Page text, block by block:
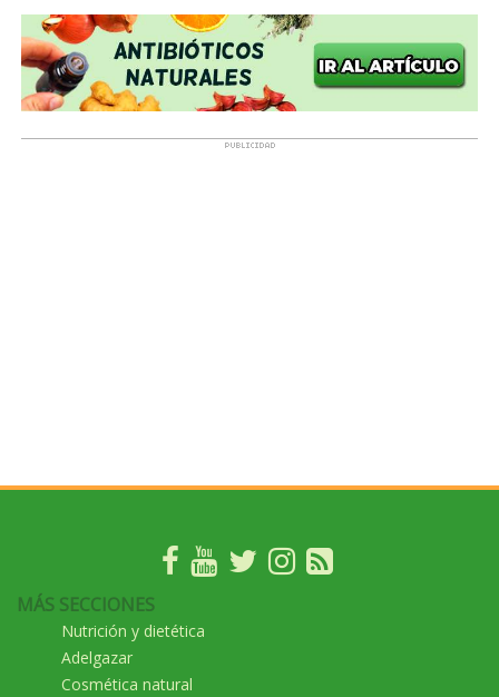
MÁS SECCIONES
Nutrición y dietética
Adelgazar
Cosmética natural